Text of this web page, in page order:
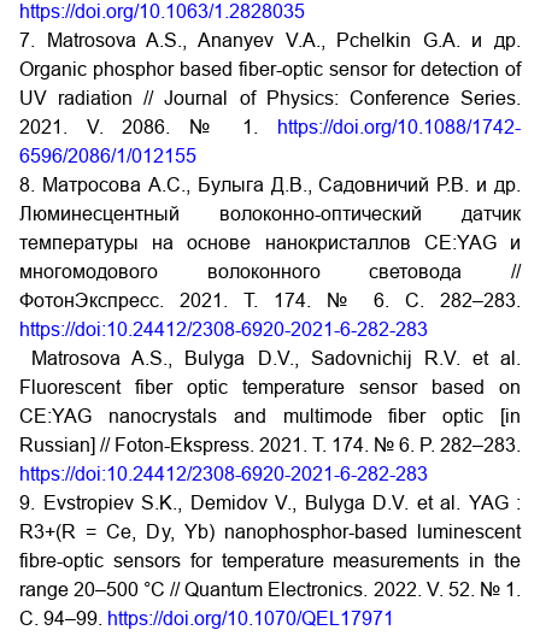
https://doi.org/10.1063/1.2828035
7. Matrosova A.S., Ananyev V.A., Pchelkin G.A. и др.
Organic phosphor based fiber-optic sensor for detection of
UV radiation // Journal of Physics: Conference Series.
2021. V. 2086. № 1.
https://doi.org/10.1088/1742-
6596/2086/1/012155
8. Матросова А.С., Булыга Д.В., Садовничий Р.В. и др.
Люминесцентный волоконно-оптический датчик
температуры на основе нанокристаллов CE:YAG и
многомодового волоконного световода //
ФотонЭкспресс. 2021. Т. 174. № 6. С. 282–283.
https://doi:10.24412/2308-6920-2021-6-282-283
Matrosova A.S., Bulyga D.V., Sadovnichij R.V. et al.
Fluorescent fiber optic temperature sensor based on
CE:YAG nanocrystals and multimode fiber optic [in
Russian] // Foton-Ekspress. 2021. T. 174. № 6. P. 282–283.
https://doi:10.24412/2308-6920-2021-6-282-283
9. Evstropiev S.K., Demidov V., Bulyga D.V. et al. YAG :
R3+(R = Ce, Dy, Yb) nanophosphor-based luminescent
fibre-optic sensors for temperature measurements in the
range 20–500 °C // Quantum Electronics. 2022. V. 52. № 1.
С. 94–99. https://doi.org/10.1070/QEL17971